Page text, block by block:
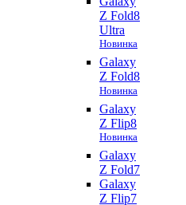
Z Fold8
Ultra
Новинка
Galaxy
Z Fold8
Новинка
Galaxy
Z Flip8
Новинка
Galaxy
Z Fold7
Galaxy
Z Flip7